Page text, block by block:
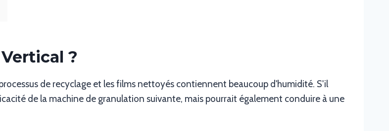
?
de recyclage et les films nettoyés contiennent beaucoup d'humidité. S'il
de la machine de granulation suivante, mais pourrait également conduire à une